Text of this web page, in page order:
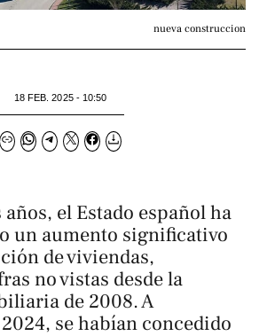
nueva construccion
18 FEB. 2025 - 10:50
el Estado español ha
un aumento significativo
de viviendas,
no vistas desde la
de 2008. A
se habían concedido